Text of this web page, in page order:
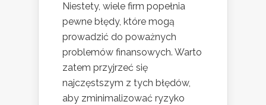
Niestety, wiele firm popełnia
pewne błędy, które mogą
prowadzić do poważnych
problemów finansowych. Warto
zatem przyjrzeć się
najczęstszym z tych błędów,
aby zminimalizować ryzyko